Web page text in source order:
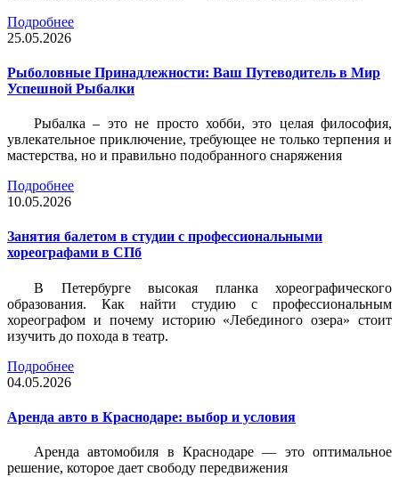
Подробнее
25.05.2026
Рыболовные Принадлежности: Ваш Путеводитель в Мир
Успешной Рыбалки
Рыбалка – это не просто хобби, это целая философия,
увлекательное приключение, требующее не только терпения и
мастерства, но и правильно подобранного снаряжения
Подробнее
10.05.2026
Занятия балетом в студии с профессиональными
хореографами в СПб
В Петербурге высокая планка хореографического
образования. Как найти студию с профессиональным
хореографом и почему историю «Лебединого озера» стоит
изучить до похода в театр.
Подробнее
04.05.2026
Аренда авто в Краснодаре: выбор и условия
Аренда автомобиля в Краснодаре — это оптимальное
решение, которое дает свободу передвижения